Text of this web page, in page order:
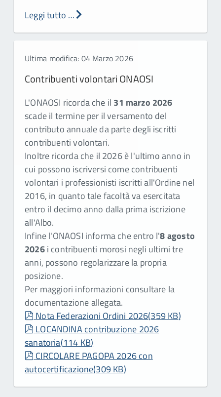
Leggi tutto …
Ultima modifica: 04 Marzo 2026
Contribuenti volontari ONAOSI
L'ONAOSI ricorda che il 31 marzo 2026
scade il termine per il versamento del
contributo annuale da parte degli iscritti
contribuenti volontari.
Inoltre ricorda che il 2026 è l'ultimo anno in
cui possono iscriversi come contribuenti
volontari i professionisti iscritti all'Ordine nel
2016, in quanto tale facoltà va esercitata
entro il decimo anno dalla prima iscrizione
all'Albo.
Infine l'ONAOSI informa che entro l'8 agosto
2026i contribuenti morosi negli ultimi tre
anni, possono regolarizzare la propria
posizione.
Per maggiori informazioni consultare la
documentazione allegata.
pdf
Nota Federazioni Ordini 2026(359 KB)
pdf
LOCANDINA contribuzione 2026
sanatoria(114 KB)
pdf
CIRCOLARE PAGOPA 2026 con
autocertificazione(309 KB)